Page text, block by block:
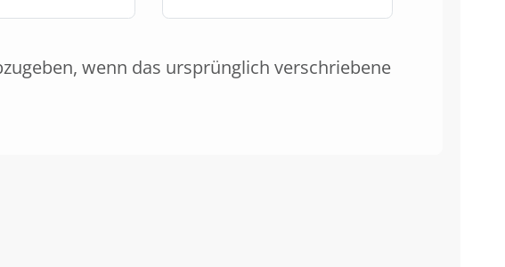
wenn das ursprünglich verschriebene